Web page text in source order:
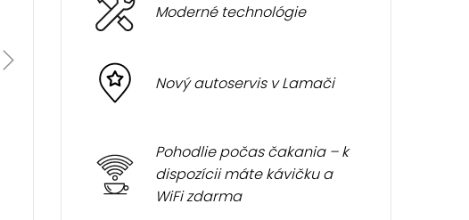
Moderné technológie
Nový autoservis v Lamači
Pohodlie počas čakania – k
dispozícii máte kávičku a
WiFi zdarma